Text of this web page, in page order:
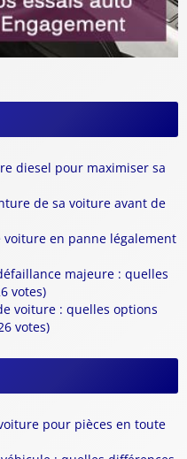
diesel pour maximiser sa
de sa voiture avant de
en panne légalement
majeure : quelles
votes)
voiture : quelles options
votes)
pour pièces en toute